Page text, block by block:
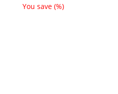
You save (%)